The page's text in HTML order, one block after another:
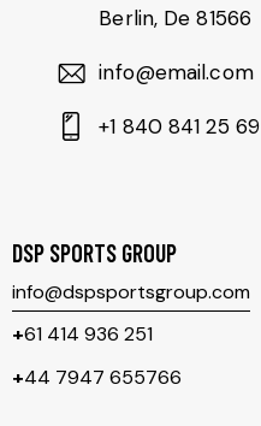
Berlin, De 81566
info@email.com
+1 840 841 25 69
DSP SPORTS GROUP
info@dspsportsgroup.com
+61 414 936 251
+44 7947 655766